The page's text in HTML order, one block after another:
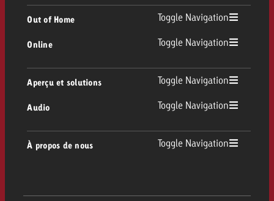
Directives publicitaires TV
Out of Home Toggle Navigation
Out of Home
Affichage
Digital Out of Home
Online Toggle Navigation
Livraison de supports publicitaires Online
Aperçu et solutions Toggle Navigation
Conseil & Crossmedia
Portfolio Goldbach
Formats publicitaires
Audio Toggle Navigation
À propos de nous Toggle Navigation